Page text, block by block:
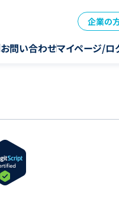
企業の
お問い合わせマイページ/ロ